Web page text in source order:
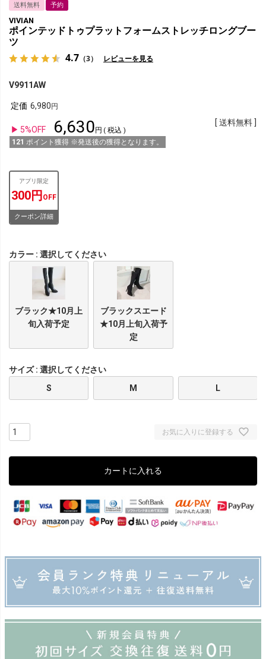
送料無料 予約
VIVIAN
ポインテッドトゥプラットフォームストレッチロングブー
ツ
4.7 （3） レビューを見る
V9911AW
定価 6,980
5%OFF 6,630
税込
121 ポイント獲得 ※発送後の獲得となります。
送料無料
アプリ限定
300円 OFF
クーポン詳細
カラー 選択してください
ブラック★10月上
旬入荷予定
ブラックスエード
★10月上旬入荷予
定
サイズ
選択してください
S
M L
お気に入りに登録する
カートに入れる